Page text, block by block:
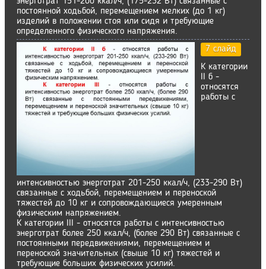
постоянной ходьбой, перемещением мелких (до 1 кг)
изделий в положении стоя или сидя и требующие
определенного физического напряжения.
7 слайд
К категории
II б -
относятся
работы с
интенсивностью энерготрат 201-250 ккал/ч, (233-290 Вт)
связанные с ходьбой, перемещением и переноской
тяжестей до 10 кг и сопровождающиеся умеренным
физическим напряжением.
К категории III - относятся работы с интенсивностью
энерготрат более 250 ккал/ч, (более 290 Вт) связанные с
постоянными передвижениями, перемещением и
переноской значительных (свыше 10 кг) тяжестей и
требующие больших физических усилий.